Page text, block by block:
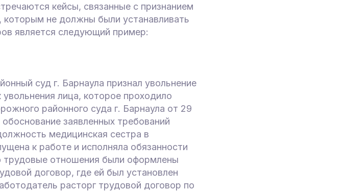
кейсы, связанные с признанием
которым не должны были устанавливать
является следующий пример:
суд г. Барнаула признал увольнение
лица, которое проходило
районного суда г. Барнаула от 29
заявленных требований
медицинская сестра в
к работе и исполняла обязанности
трудовые отношения были оформлены
договор, где ей был установлен
расторг трудовой договор по